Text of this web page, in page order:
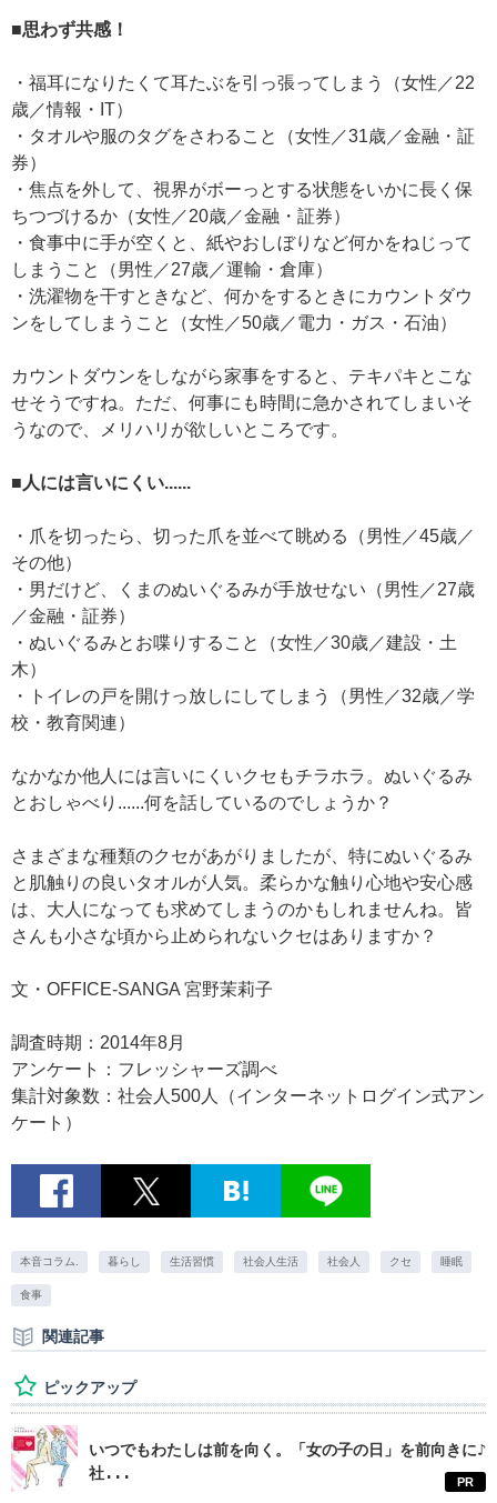
■思わず共感！
・福耳になりたくて耳たぶを引っ張ってしまう（女性／22
歳／情報・IT）
・タオルや服のタグをさわること（女性／31歳／金融・証
券）
・焦点を外して、視界がボーっとする状態をいかに長く保
ちつづけるか（女性／20歳／金融・証券）
・食事中に手が空くと、紙やおしぼりなど何かをねじって
しまうこと（男性／27歳／運輸・倉庫）
・洗濯物を干すときなど、何かをするときにカウントダウ
ンをしてしまうこと（女性／50歳／電力・ガス・石油）
カウントダウンをしながら家事をすると、テキパキとこな
せそうですね。ただ、何事にも時間に急かされてしまいそ
うなので、メリハリが欲しいところです。
■人には言いにくい......
・爪を切ったら、切った爪を並べて眺める（男性／45歳／
その他）
・男だけど、くまのぬいぐるみが手放せない（男性／27歳
／金融・証券）
・ぬいぐるみとお喋りすること（女性／30歳／建設・土
木）
・トイレの戸を開けっ放しにしてしまう（男性／32歳／学
校・教育関連）
なかなか他人には言いにくいクセもチラホラ。ぬいぐるみ
とおしゃべり......何を話しているのでしょうか？
さまざまな種類のクセがあがりましたが、特にぬいぐるみ
と肌触りの良いタオルが人気。柔らかな触り心地や安心感
は、大人になっても求めてしまうのかもしれませんね。皆
さんも小さな頃から止められないクセはありますか？
文・OFFICE-SANGA 宮野茉莉子
調査時期：2014年8月
アンケート：フレッシャーズ調べ
集計対象数：社会人500人（インターネットログイン式アン
ケート）
本音コラム. 暮らし 生活習慣 社会人生活 社会人 クセ 睡眠
食事
関連記事
ピックアップ
いつでもわたしは前を向く。「女の子の日」を前向きに♪
社...
PR